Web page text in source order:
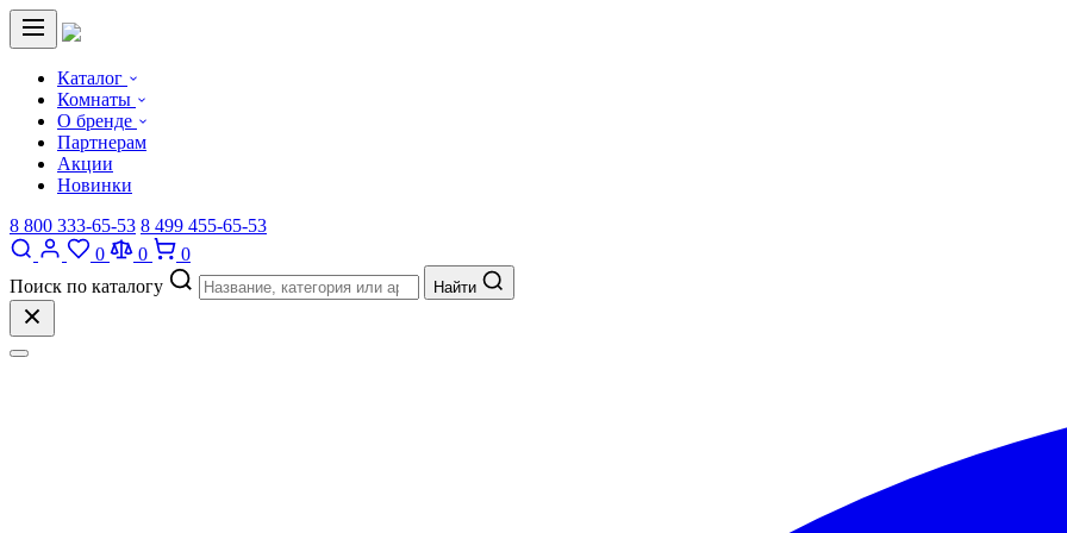
Каталог
Комнаты
О бренде
Партнерам
Акции
Новинки
8 800 333-65-53 8 499 455-65-53
0
0
0
Поиск по каталогу
Найти